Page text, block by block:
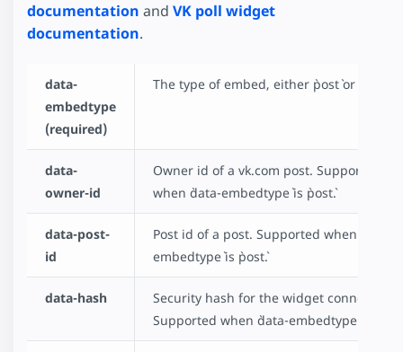
documentation and VK poll widget
documentation.
data-
embedtype
(required)
The type of embed, either `post` or `poll`.
data-
owner-id
Owner id of a vk.com post. Supported
when `data-embedtype` is `post`.
data-post-
id
Post id of a post. Supported when `data-
embedtype` is `post`.
data-hash
Security hash for the widget connection.
Supported when `data-embedtype` is `post`.